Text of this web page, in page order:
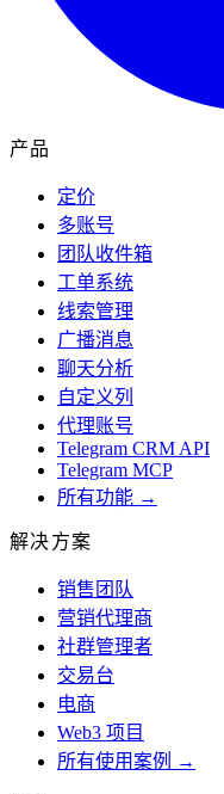
产品
定价
多账号
团队收件箱
工单系统
线索管理
广播消息
聊天分析
自定义列
代理账号
Telegram CRM API
Telegram MCP
所有功能 →
解决方案
销售团队
营销代理商
社群管理者
交易台
电商
Web3 项目
所有使用案例 →